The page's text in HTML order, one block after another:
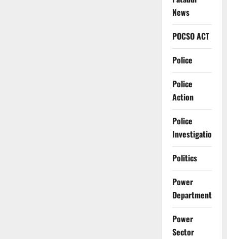
News
POCSO ACT
Police
Police
Action
Police
Investigation
Politics
Power
Department
Power
Sector